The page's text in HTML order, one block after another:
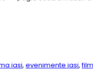
iasi, evenimente iasi,